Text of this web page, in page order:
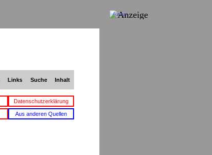
Links Suche Inhalt
Datenschutzerklärung
Aus anderen Quellen
Anzeige